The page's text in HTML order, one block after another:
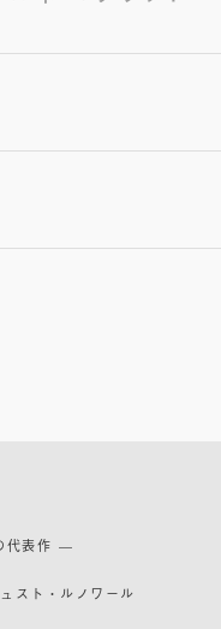
代表作 —
スト・ルノワール